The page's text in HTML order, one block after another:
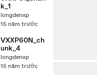
k_1
longdenxp
15 năm trước
VXXP60N_ch
unk_4
longdenxp
15 năm trước